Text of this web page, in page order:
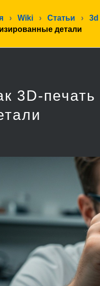
› Wiki › Статьи › 3d
детали
3D-